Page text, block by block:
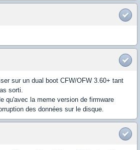
sur un dual boot CFW/OFW 3.60+ tant
sorti.
qu'avec la meme version de firmware
des données sur le disque.